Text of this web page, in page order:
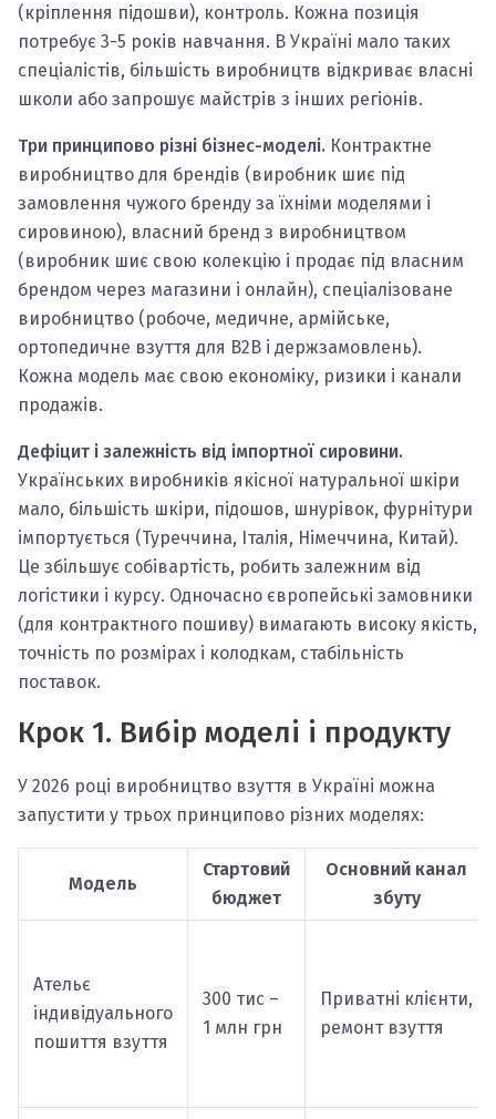
(кріплення підошви), контроль. Кожна позиція
потребує 3-5 років навчання. В Україні мало таких
спеціалістів, більшість виробництв відкриває власні
школи або запрошує майстрів з інших регіонів.
Три принципово різні бізнес-моделі. Контрактне
виробництво для брендів (виробник шиє під
замовлення чужого бренду за їхніми моделями і
сировиною), власний бренд з виробництвом
(виробник шиє свою колекцію і продає під власним
брендом через магазини і онлайн), спеціалізоване
виробництво (робоче, медичне, армійське,
ортопедичне взуття для B2B і держзамовлень).
Кожна модель має свою економіку, ризики і канали
продажів.
Дефіцит і залежність від імпортної сировини.
Українських виробників якісної натуральної шкіри
мало, більшість шкіри, підошов, шнурівок, фурнітури
імпортується (Туреччина, Італія, Німеччина, Китай).
Це збільшує собівартість, робить залежним від
логістики і курсу. Одночасно європейські замовники
(для контрактного пошиву) вимагають високу якість,
точність по розмірах і колодкам, стабільність
поставок.
Крок 1. Вибір моделі і продукту
У 2026 році виробництво взуття в Україні можна
запустити у трьох принципово різних моделях:
Модель
Стартовий
бюджет
Основний канал
збуту
Ательє
індивідуального
пошиття взуття
300 тис –
1 млн грн
Приватні клієнти,
ремонт взуття